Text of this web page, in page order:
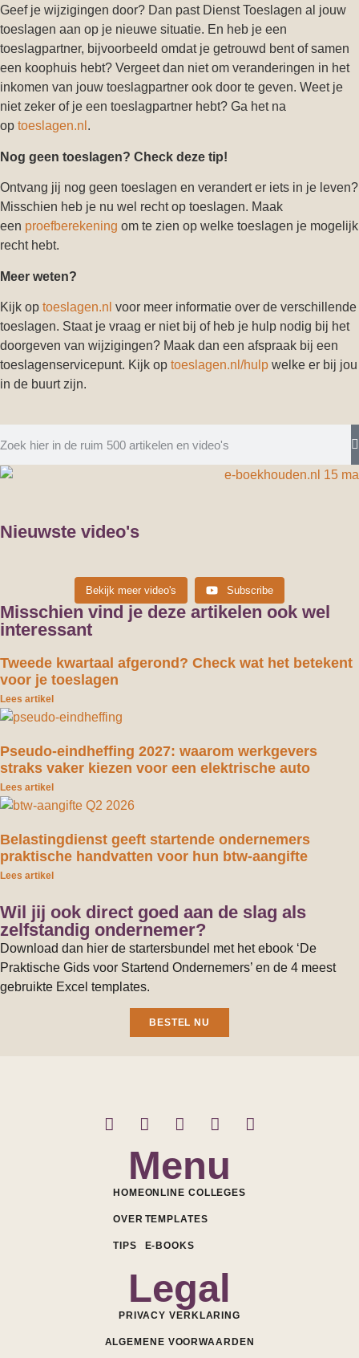
Geef je wijzigingen door? Dan past Dienst Toeslagen al jouw
toeslagen aan op je nieuwe situatie. En heb je een
toeslagpartner, bijvoorbeeld omdat je getrouwd bent of samen
een koophuis hebt? Vergeet dan niet om veranderingen in het
inkomen van jouw toeslagpartner ook door te geven. Weet je
niet zeker of je een toeslagpartner hebt? Ga het na
op toeslagen.nl .
Nog geen toeslagen? Check deze tip!
Ontvang jij nog geen toeslagen en verandert er iets in je leven?
Misschien heb je nu wel recht op toeslagen. Maak
een proefberekening om te zien op welke toeslagen je mogelijk
recht hebt.
Meer weten?
Kijk op toeslagen.nl voor meer informatie over de verschillende
toeslagen. Staat je vraag er niet bij of heb je hulp nodig bij het
doorgeven van wijzigingen? Maak dan een afspraak bij een
toeslagenservicepunt. Kijk op toeslagen.nl/hulp welke er bij jou
in de buurt zijn.
Nieuwste video's
Dit betaal je aan belasting bij €75.000 winst in 2026 (en
dit hou je over) €75.000 winst klinkt voor
the happy financial 16/03/2026 15:13
Maximale bijtelling auto van de zaak Let op: alleen voor
IB ondernemers (dus niet voor DGA’s of
the happy financial 07/03/2026 09:03
Maximale bijtelling auto van de zaak Let op: alleen voor
IB ondernemers (dus niet voor DGA’s of
the happy financial
Bekijk meer video's Subscribe
Misschien vind je deze artikelen ook wel
interessant
Tweede kwartaal afgerond? Check wat het betekent
voor je toeslagen
Lees artikel
Pseudo-eindheffing 2027: waarom werkgevers
straks vaker kiezen voor een elektrische auto
Lees artikel
Belastingdienst geeft startende ondernemers
praktische handvatten voor hun btw-aangifte
Lees artikel
Wil jij ook direct goed aan de slag als
zelfstandig ondernemer?
Download dan hier de startersbundel met het ebook ‘De
Praktische Gids voor Startend Ondernemers’ en de 4 meest
gebruikte Excel templates.
BESTEL NU
Menu
HOME
OVER
TIPS
ONLINE COLLEGES
TEMPLATES
E-BOOKS
Legal
PRIVACY VERKLARING
ALGEMENE VOORWAARDEN